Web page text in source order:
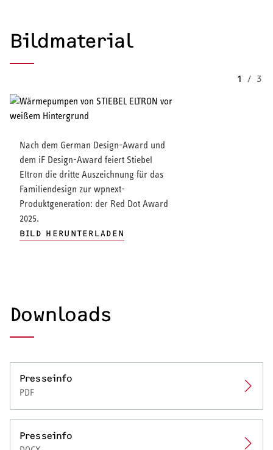
Bildmaterial
1 / 3
Nach dem German Design-Award und
dem iF Design-Award feiert Stiebel
Eltron die dritte Auszeichnung für das
Familiendesign zur wpnext-
Produktgeneration: der Red Dot Award
2025.
BILD HERUNTERLADEN
Downloads
Presseinfo
PDF
Presseinfo